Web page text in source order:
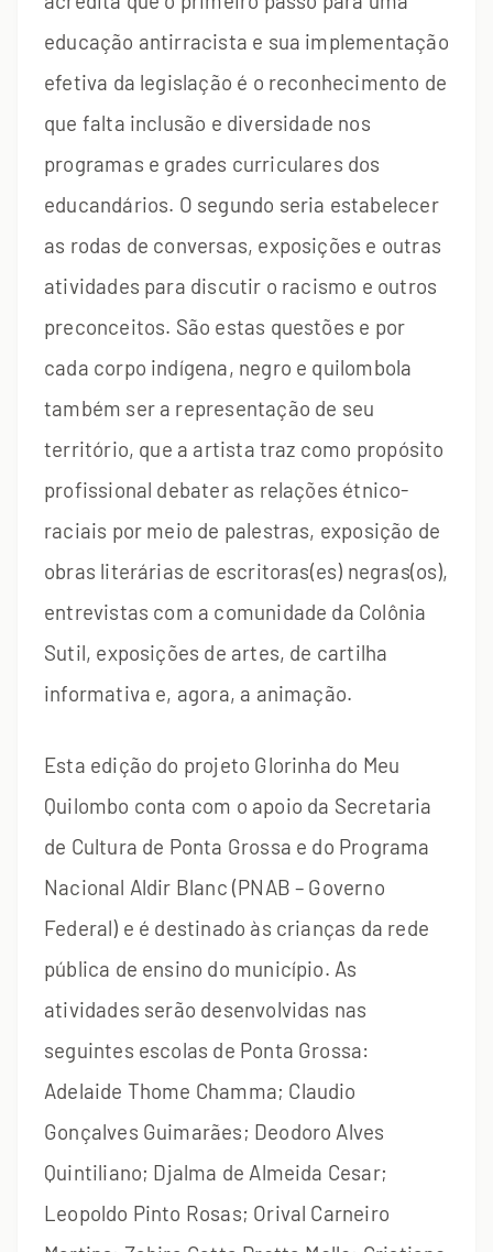
educação antirracista e sua implementação
efetiva da legislação é o reconhecimento de
que falta inclusão e diversidade nos
programas e grades curriculares dos
educandários. O segundo seria estabelecer
as rodas de conversas, exposições e outras
atividades para discutir o racismo e outros
preconceitos. São estas questões e por
cada corpo indígena, negro e quilombola
também ser a representação de seu
território, que a artista traz como propósito
profissional debater as relações étnico-
raciais por meio de palestras, exposição de
obras literárias de escritoras(es) negras(os),
entrevistas com a comunidade da Colônia
Sutil, exposições de artes, de cartilha
informativa e, agora, a animação.
Esta edição do projeto Glorinha do Meu
Quilombo conta com o apoio da Secretaria
de Cultura de Ponta Grossa e do Programa
Nacional Aldir Blanc (PNAB – Governo
Federal) e é destinado às crianças da rede
pública de ensino do município. As
atividades serão desenvolvidas nas
seguintes escolas de Ponta Grossa:
Adelaide Thome Chamma; Claudio
Gonçalves Guimarães; Deodoro Alves
Quintiliano; Djalma de Almeida Cesar;
Leopoldo Pinto Rosas; Orival Carneiro